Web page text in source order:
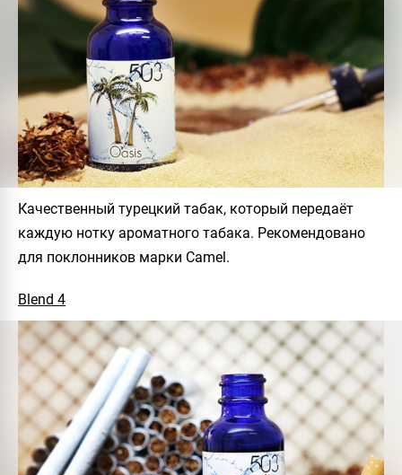
Качественный турецкий табак, который передаёт
каждую нотку ароматного табака. Рекомендовано
для поклонников марки Camel.
Blend 4